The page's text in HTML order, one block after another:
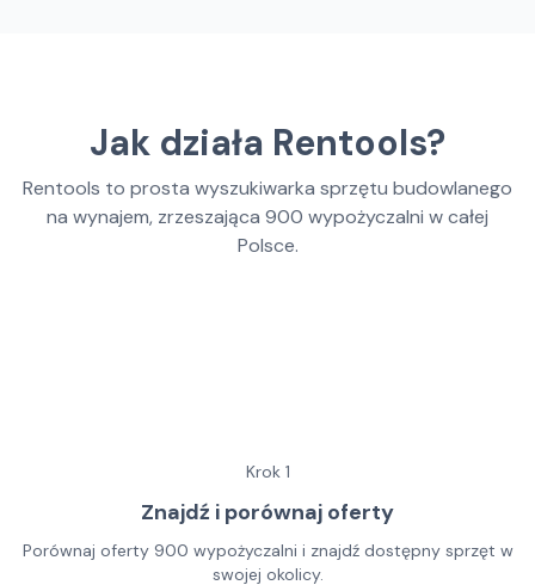
Jak działa Rentools?
Rentools to prosta wyszukiwarka sprzętu budowlanego
na wynajem, zrzeszająca 900 wypożyczalni w całej
Polsce.
Krok 1
Znajdź i porównaj oferty
Porównaj oferty 900 wypożyczalni i znajdź dostępny sprzęt w
swojej okolicy.